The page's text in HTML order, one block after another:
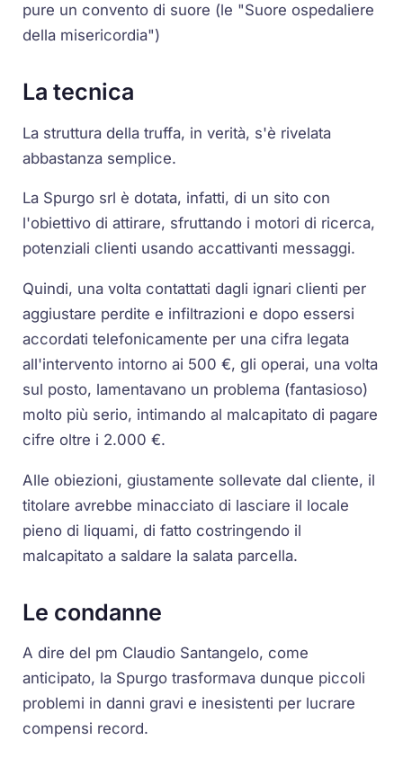
pure un convento di suore (le "Suore ospedaliere
della misericordia")
La tecnica
La struttura della truffa, in verità, s'è rivelata
abbastanza semplice.
La Spurgo srl è dotata, infatti, di un sito con
l'obiettivo di attirare, sfruttando i motori di ricerca,
potenziali clienti usando accattivanti messaggi.
Quindi, una volta contattati dagli ignari clienti per
aggiustare perdite e infiltrazioni e dopo essersi
accordati telefonicamente per una cifra legata
all'intervento intorno ai 500 €, gli operai, una volta
sul posto, lamentavano un problema (fantasioso)
molto più serio, intimando al malcapitato di pagare
cifre oltre i 2.000 €.
Alle obiezioni, giustamente sollevate dal cliente, il
titolare avrebbe minacciato di lasciare il locale
pieno di liquami, di fatto costringendo il
malcapitato a saldare la salata parcella.
Le condanne
A dire del pm Claudio Santangelo, come
anticipato, la Spurgo trasformava dunque piccoli
problemi in danni gravi e inesistenti per lucrare
compensi record.